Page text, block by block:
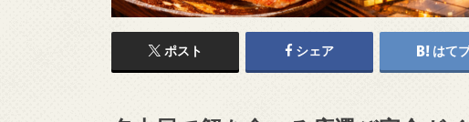
ポスト シェア はて